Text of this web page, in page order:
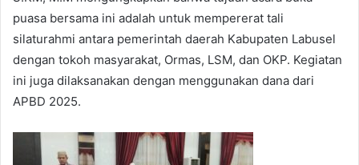
puasa bersama ini adalah untuk mempererat tali
silaturahmi antara pemerintah daerah Kabupaten Labusel
dengan tokoh masyarakat, Ormas, LSM, dan OKP. Kegiatan
ini juga dilaksanakan dengan menggunakan dana dari
APBD 2025.